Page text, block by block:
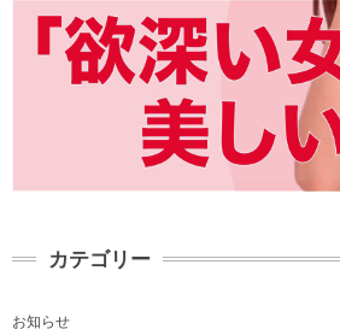
カテゴリー
お知らせ